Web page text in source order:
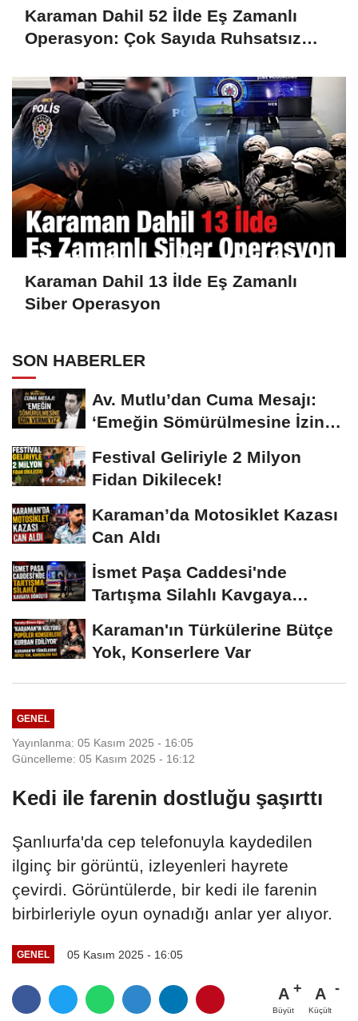
Karaman Dahil 52 İlde Eş Zamanlı
Operasyon: Çok Sayıda Ruhsatsız
Karaman Dahil 13 İlde Eş Zamanlı
Siber Operasyon
SON HABERLER
Av. Mutlu’dan Cuma Mesajı:
‘Emeğin Sömürülmesine İzin
Festival Geliriyle 2 Milyon
Fidan Dikilecek!
Karaman’da Motosiklet Kazası
Can Aldı
İsmet Paşa Caddesi'nde
Tartışma Silahlı Kavgaya
Karaman'ın Türkülerine Bütçe
Yok, Konserlere Var
GENEL
Yayınlanma: 05 Kasım 2025 - 16:05
Güncelleme: 05 Kasım 2025 - 16:12
Kedi ile farenin dostluğu şaşırttı
Şanlıurfa'da cep telefonuyla kaydedilen
ilginç bir görüntü, izleyenleri hayrete
çevirdi. Görüntülerde, bir kedi ile farenin
birbirleriyle oyun oynadığı anlar yer alıyor.
GENEL 05 Kasım 2025 - 16:05
A
Büyüt
A
Küçült